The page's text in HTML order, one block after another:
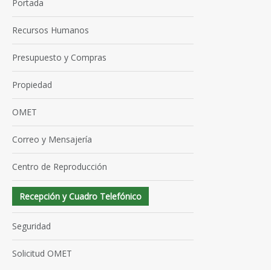
Portada
Recursos Humanos
Presupuesto y Compras
Propiedad
OMET
Correo y Mensajería
Centro de Reproducción
Recepción y Cuadro Telefónico
Seguridad
Solicitud OMET